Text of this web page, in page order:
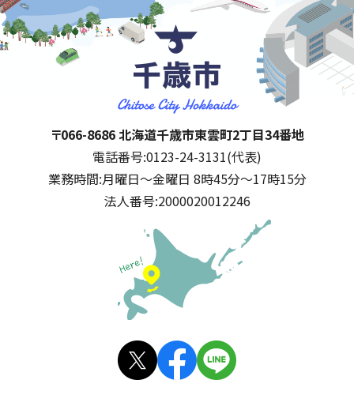
千歳市
住所:
〒066-8686 北海道千歳市東雲町2丁目34番地
電話番号:0123-24-3131(代表)
業務時間:月曜日～金曜日 8時45分～17時15分
法人番号:2000020012246
公式SNS